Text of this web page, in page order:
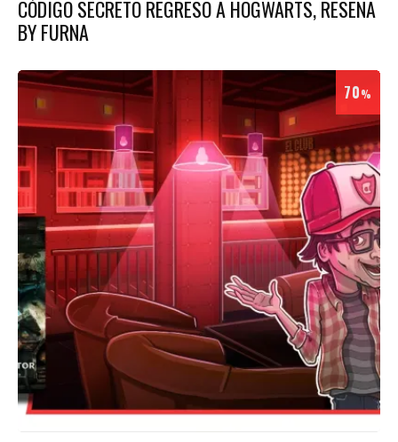
CÓDIGO SECRETO REGRESO A HOGWARTS, RESEÑA
BY FURNA
70%